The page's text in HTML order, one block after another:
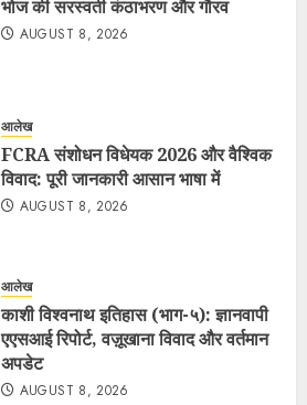
भोज की सरस्वती कंठाभरण और गौरव
AUGUST 8, 2026
आलेख
FCRA संशोधन विधेयक 2026 और वैश्विक
विवाद: पूरी जानकारी आसान भाषा में
AUGUST 8, 2026
आलेख
काशी विश्वनाथ इतिहास (भाग-५): ज्ञानवापी
एएसआई रिपोर्ट, वज़ूखाना विवाद और वर्तमान
अपडेट
AUGUST 8, 2026